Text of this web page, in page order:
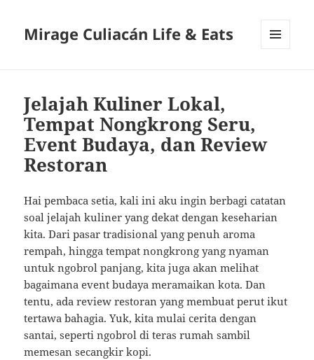
Mirage Culiacán Life & Eats
Jelajah Kuliner Lokal,
Tempat Nongkrong Seru,
Event Budaya, dan Review
Restoran
Hai pembaca setia, kali ini aku ingin berbagi catatan
soal jelajah kuliner yang dekat dengan keseharian
kita. Dari pasar tradisional yang penuh aroma
rempah, hingga tempat nongkrong yang nyaman
untuk ngobrol panjang, kita juga akan melihat
bagaimana event budaya meramaikan kota. Dan
tentu, ada review restoran yang membuat perut ikut
tertawa bahagia. Yuk, kita mulai cerita dengan
santai, seperti ngobrol di teras rumah sambil
memesan secangkir kopi.